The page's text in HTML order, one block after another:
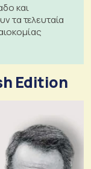
και
τα τελευταία
Edition